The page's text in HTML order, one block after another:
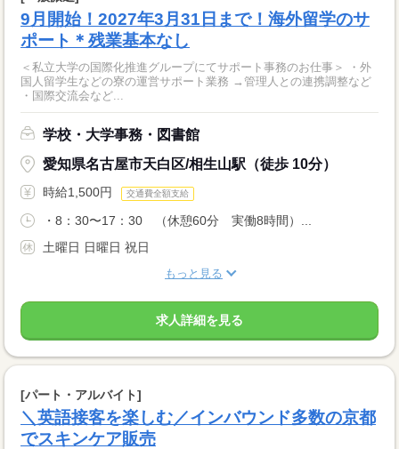
9月開始！2027年3月31日まで！海外留学のサ
ポート＊残業基本なし
＜私立大学の国際化推進グループにてサポート事務のお仕事＞ ・外
国人留学生などの寮の運営サポート業務 →管理人との連携調整など
・国際交流会など...
学校・大学事務・図書館
愛知県名古屋市天白区/相生山駅（徒歩 10分）
時給1,500円 交通費全額支給
・8：30〜17：30 （休憩60分 実働8時間）...
土曜日 日曜日 祝日
もっと見る
求人詳細を見る
[パート・アルバイト]
＼英語接客を楽しむ／インバウンド多数の京都
でスキンケア販売